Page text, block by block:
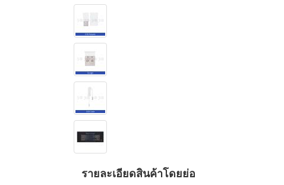
รายละเอียดสินค้าโดยย่อ